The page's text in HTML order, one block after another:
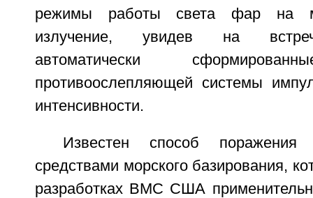
режимы работы света фар на
излучение, увидев на
автоматически
противоослепляющей системы
интенсивности.
Известен способ
средствами морского базирования,
разработках ВМС США